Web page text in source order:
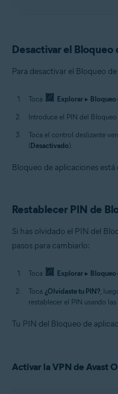
Desactivar el Bloqueo
Para desactivar el Bloqueo
Toca Explorar ▸ Bloqueo
Introduce el PIN del
Toca el control deslizante
(Desactivado).
Bloqueo de aplicaciones está
Restablecer PIN de
Si has olvidado el PIN del
pasos para cambiarlo:
Toca Explorar ▸ Bloqueo
Toca ¿Olvidaste tu PIN?,
restablecer el PIN usando
Tu PIN del Bloqueo de
Activar la VPN de Avast